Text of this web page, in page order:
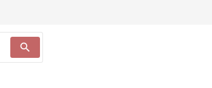
search